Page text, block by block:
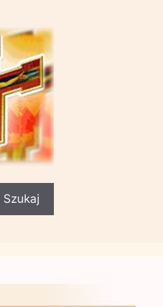
Szukaj